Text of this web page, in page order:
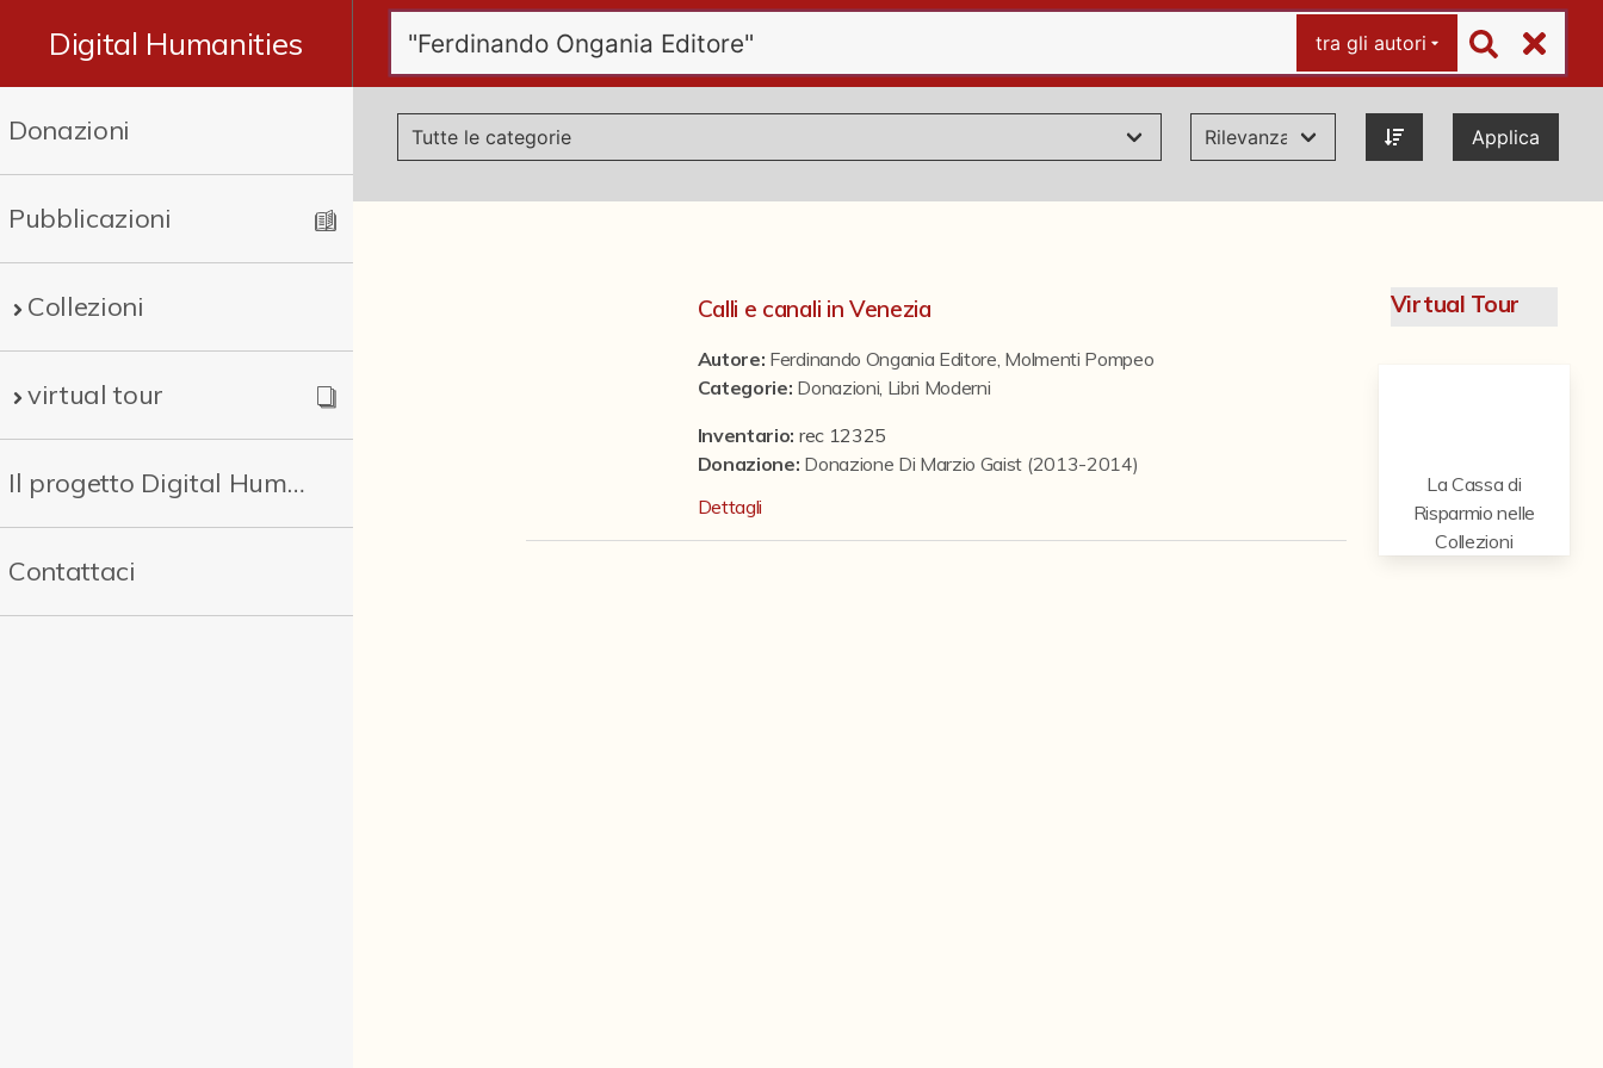
Digital Humanities
Donazioni
Pubblicazioni
Collezioni
virtual tour
Il progetto Digital Humanities
Contattaci
tra gli autori
Applica
Calli e canali in Venezia
Autore: Ferdinando Ongania Editore, Molmenti Pompeo
Categorie: Donazioni, Libri Moderni
Inventario: rec 12325
Donazione: Donazione Di Marzio Gaist (2013-2014)
Dettagli
Virtual Tour
La Cassa di
Risparmio nelle
Collezioni